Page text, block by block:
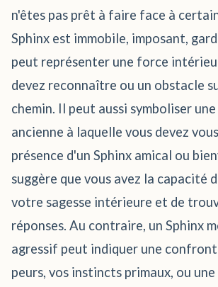
n'êtes pas prêt à faire face à
Sphinx est immobile, imposant,
peut représenter une force
devez reconnaître ou un obstacle
chemin. Il peut aussi symboliser une
ancienne à laquelle vous devez
présence d'un Sphinx amical ou
suggère que vous avez la capacité
votre sagesse intérieure et de
réponses. Au contraire, un Sphinx
agressif peut indiquer une
peurs, vos instincts primaux, ou